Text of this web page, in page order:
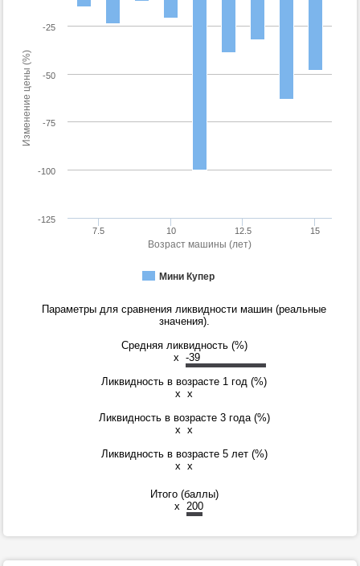
Возраст машины (лет)
Изменение цены (%)
Мини Купер
10
7.5 12.5 15
-100
-125
-75
-50
-25
Параметры для сравнения ликвидности машин (реальные
значения).
Средняя ликвидность (%)
x -39
Ликвидность в возрасте 1 год (%)
x x
Ликвидность в возрасте 3 года (%)
x x
Ликвидность в возрасте 5 лет (%)
x x
Итого (баллы)
x
200